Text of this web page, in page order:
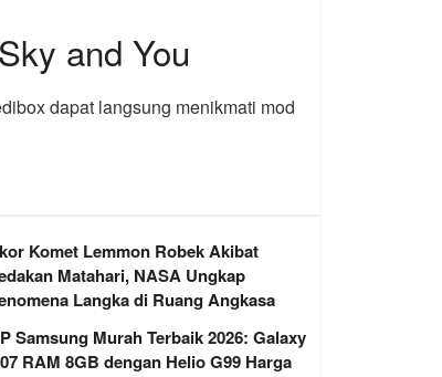
and You
dapat langsung menikmati mod
Komet Lemmon Robek Akibat
Matahari, NASA Ungkap
Langka di Ruang Angkasa
Samsung Murah Terbaik 2026: Galaxy
RAM 8GB dengan Helio G99 Harga